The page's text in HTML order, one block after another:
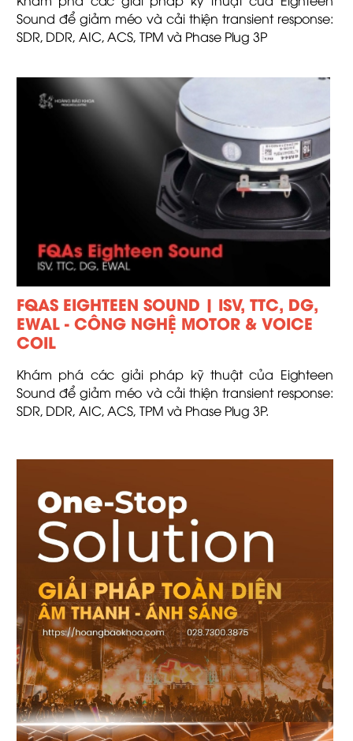
Sound để giảm méo và cải thiện transient response:
SDR, DDR, AIC, ACS, TPM và Phase Plug 3P
FQAS EIGHTEEN SOUND | ISV, TTC, DG,
EWAL - CÔNG NGHỆ MOTOR & VOICE
COIL
Khám phá các giải pháp kỹ thuật của Eighteen
Sound để giảm méo và cải thiện transient response:
SDR, DDR, AIC, ACS, TPM và Phase Plug 3P.